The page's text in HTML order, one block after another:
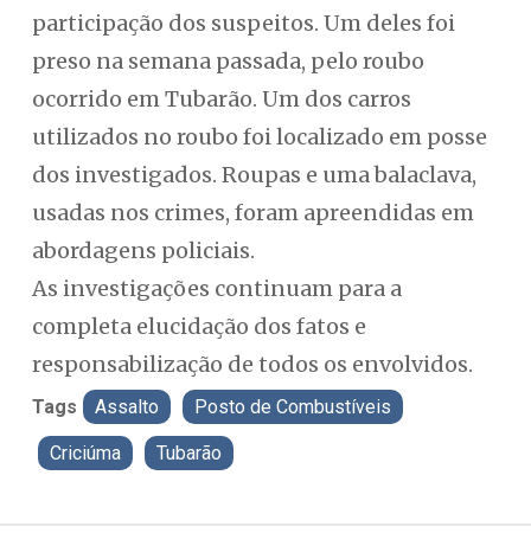
participação dos suspeitos. Um deles foi
preso na semana passada, pelo roubo
ocorrido em Tubarão. Um dos carros
utilizados no roubo foi localizado em posse
dos investigados. Roupas e uma balaclava,
usadas nos crimes, foram apreendidas em
abordagens policiais.
As investigações continuam para a
completa elucidação dos fatos e
responsabilização de todos os envolvidos.
Tags Assalto Posto de Combustíveis
Criciúma Tubarão